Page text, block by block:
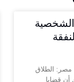
الشخصية
مصر: الطلاق
أن قضايا